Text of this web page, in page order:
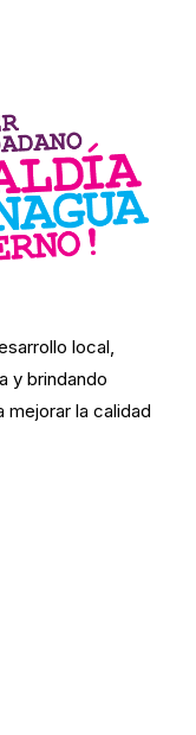
local,
y brindando
la calidad